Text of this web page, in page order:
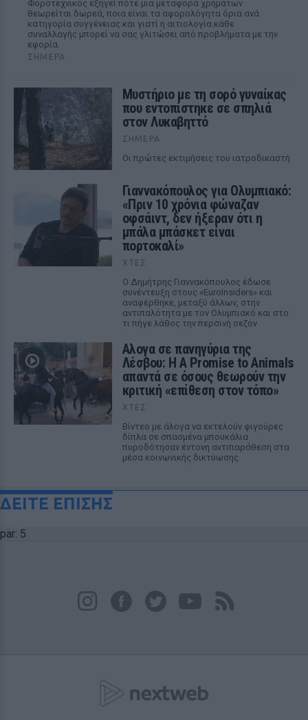
Φοροτεχνικός εξηγεί πότε μια μεταφορά χρημάτων
θεωρείται δωρεά, ποια είναι τα αφορολόγητα όρια ανά
κατηγορία συγγένειας και γιατί η αιτιολογία κάθε
συναλλαγής μπορεί να σας γλιτώσει από προβλήματα με την
εφορία.
ΣΉΜΕΡΑ
Μυστήριο με τη σορό γυναίκας
που εντοπίστηκε σε σπηλιά
στον Λυκαβηττό
ΣΉΜΕΡΑ
Οι πρώτες εκτιμήσεις του ιατροδικαστή
Γιαννακόπουλος για Ολυμπιακό:
«Πριν 10 χρόνια φώναζαν
οφσάιντ, δεν ήξεραν ότι η
μπάλα μπάσκετ είναι
πορτοκαλί»
ΧΤΕΣ
Ο Δημήτρης Γιαννακόπουλος έδωσε
συνέντευξη στους «EuroInsiders» και
αναφέρθηκε, μεταξύ άλλων, στην
αντιπαλότητα με τον Ολυμπιακό και στο
τι πήγε λάθος την περσινή σεζόν
Αλογα σε πανηγύρια της
Λέσβου: Η A Promise to Animals
απαντά σε όσους θεωρούν την
κριτική «επίθεση στον τόπο»
ΧΤΕΣ
Βίντεο με άλογα να εκτελούν φιγούρες
δίπλα σε σπασμένα μπουκάλια
πυροδότησαν έντονη αντιπαράθεση στα
μέσα κοινωνικής δικτύωσης
ΔΕΙΤΕ ΕΠΙΣΗΣ
par: 5